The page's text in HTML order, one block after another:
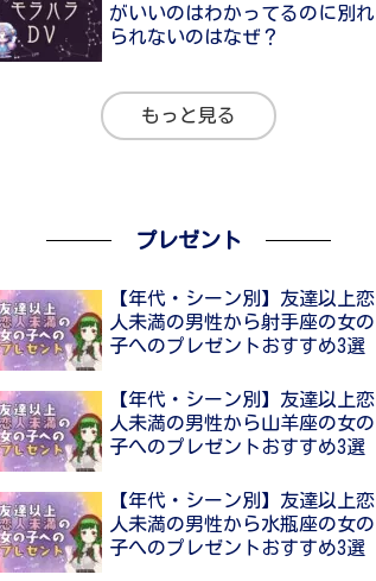
がいいのはわかってるのに別れ
られないのはなぜ？
もっと見る
プレゼント
【年代・シーン別】友達以上恋
人未満の男性から射手座の女の
子へのプレゼントおすすめ3選
【年代・シーン別】友達以上恋
人未満の男性から山羊座の女の
子へのプレゼントおすすめ3選
【年代・シーン別】友達以上恋
人未満の男性から水瓶座の女の
子へのプレゼントおすすめ3選